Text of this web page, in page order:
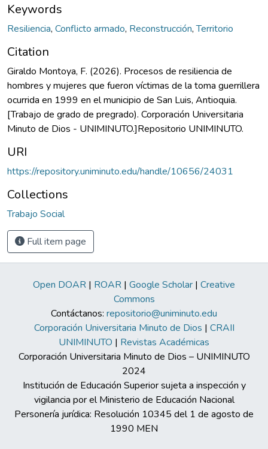
Keywords
Resiliencia, Conflicto armado, Reconstrucción,Territorio
Citation
Giraldo Montoya, F. (2026). Procesos de resiliencia de
hombres y mujeres que fueron víctimas de la toma guerrillera
ocurrida en 1999 en el municipio de San Luis, Antioquia.
[Trabajo de grado de pregrado). Corporación Universitaria
Minuto de Dios - UNIMINUTO.]Repositorio UNIMINUTO.
URI
https://repository.uniminuto.edu/handle/10656/24031
Collections
Trabajo Social
Full item page
Open DOAR | ROAR | Google Scholar | Creative
Commons
Contáctanos: repositorio@uniminuto.edu
Corporación Universitaria Minuto de Dios | CRAII
UNIMINUTO | Revistas Académicas
Corporación Universitaria Minuto de Dios – UNIMINUTO
2024
Institución de Educación Superior sujeta a inspección y
vigilancia por el Ministerio de Educación Nacional
Personería jurídica: Resolución 10345 del 1 de agosto de
1990 MEN